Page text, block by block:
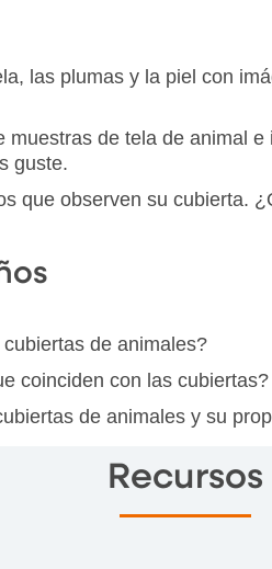
las plumas y la piel con
de tela de animal
guste.
que observen su cubierta.
de animales?
coinciden con las cubiertas?
de animales y su
Recursos